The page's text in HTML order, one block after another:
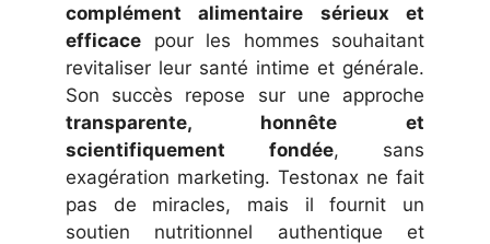
complément alimentaire sérieux et
efficace pour les hommes souhaitant
revitaliser leur santé intime et générale.
Son succès repose sur une approche
transparente, honnête et
scientifiquement fondée, sans
exagération marketing. Testonax ne fait
pas de miracles, mais il fournit un
soutien nutritionnel authentique et